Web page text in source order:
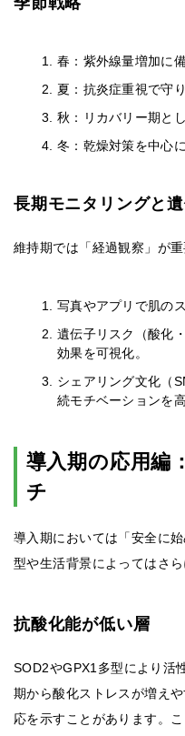
春：紫外線量増加に
夏：抗炎症重視で守り
秋：リカバリー期と
冬：乾燥対策を中心
長期モニタリングと
維持期では「経過観察」が重
写真やアプリで肌の
遺伝子リスク（酸化
効果を可視化。
シェアリング文化（
続モチベーションを高
導入期の応用編
チ
導入期においては「安全に
型や生活背景によってはさ
抗酸化能が低い層
SOD2やGPX1多型により活
期から酸化ストレスが増え
応を示すことがあります。